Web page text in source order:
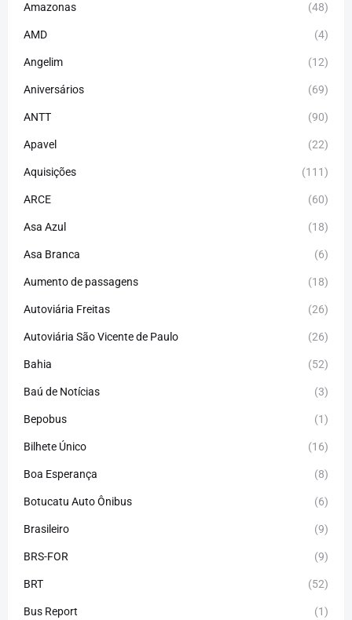
Amazonas (48)
AMD (4)
Angelim (12)
Aniversários (69)
ANTT (90)
Apavel (22)
Aquisições (111)
ARCE (60)
Asa Azul (18)
Asa Branca (6)
Aumento de passagens (18)
Autoviária Freitas (26)
Autoviária São Vicente de Paulo (26)
Bahia (52)
Baú de Notícias (3)
Bepobus (1)
Bilhete Único (16)
Boa Esperança (8)
Botucatu Auto Ônibus (6)
Brasileiro (9)
BRS-FOR (9)
BRT (52)
Bus Report (1)